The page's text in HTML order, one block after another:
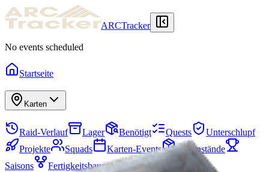
ARCTracker
No events scheduled
Startseite
Karten
Raid-Verlauf Lager Benötigt Quests
Unterschlupf
Projekte
Squads Karten-Events
Gegenstände
Saisons
Fertigkeitsbaum